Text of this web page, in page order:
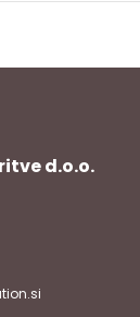
d.o.o.